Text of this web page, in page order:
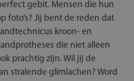
gebit. Mensen die hun
foto’s? Jij bent de reden dat
kroon- en
die niet alleen
prachtig zijn. Wil jij de
stralende glimlachen? Word